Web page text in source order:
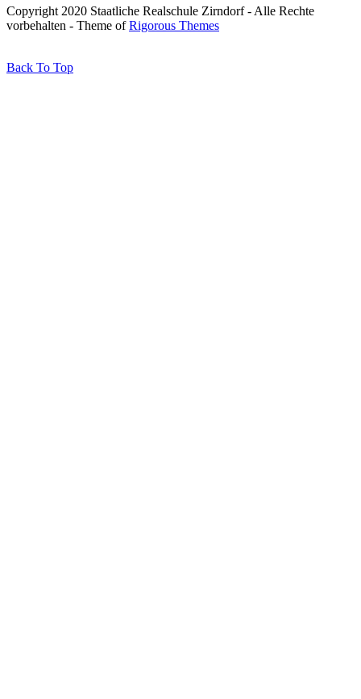
Copyright 2020 Staatliche Realschule Zirndorf - Alle Rechte
vorbehalten - Theme ofRigorous Themes
Back To Top